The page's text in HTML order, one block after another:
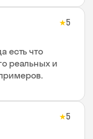
★5
есть что
реальных и
★5